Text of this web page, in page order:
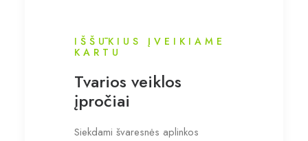
IŠŠŪKIUS ĮVEIKIAME
KARTU
Tvarios veiklos
įpročiai
Siekdami švaresnės aplinkos